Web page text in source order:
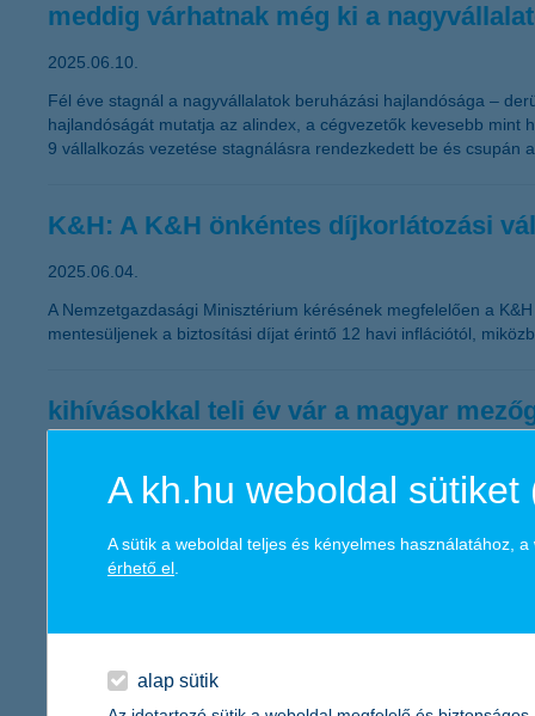
meddig várhatnak még ki a
2025.06.10.
Fél éve stagnál a nagyvállalatok beruházási hajlandósága –
hajlandóságát mutatja az alindex, a cégvezetők kevesebb
9 vállalkozás vezetése stagnálásra rendezkedett be és csupán
K&H: A K&H önkéntes díjkorlátozási
2025.06.04.
A Nemzetgazdasági Minisztérium kérésének megfelelően a
mentesüljenek a biztosítási díjat érintő 12 havi inflációtól,
kihívásokkal teli év vár a magyar
Aszály, járvány és toxinveszély – néhány olyan tényező,
közvetett negatív hatásokkal jár az állattartó telepek
mindenki számára elfogadható megoldást, hogy a felmerülő
történelmi csúcson a digitális innováció
felzárkóznak a kisebb cégek
A kh.hu weboldal sütiket
A sütik a weboldal teljes és kényelmes használatához,
érhető el
alap sütik